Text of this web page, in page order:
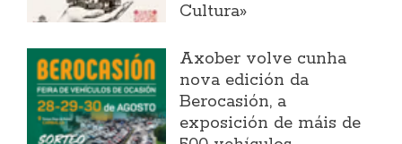
Cultura»
Axober volve cunha
nova edición da
Berocasión, a
exposición de máis de